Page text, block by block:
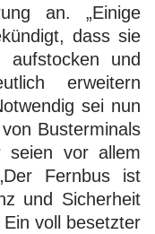
an. „Einige
dass sie
und
erweitern
sei nun
Busterminals
seien vor allem
Fernbus ist
und Sicherheit
voll besetzter